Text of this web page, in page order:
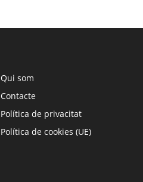
Qui som
Contacte
Política de privacitat
Política de cookies (UE)